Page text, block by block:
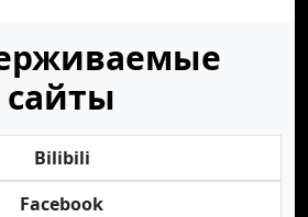
сайты
Bilibili
Facebook